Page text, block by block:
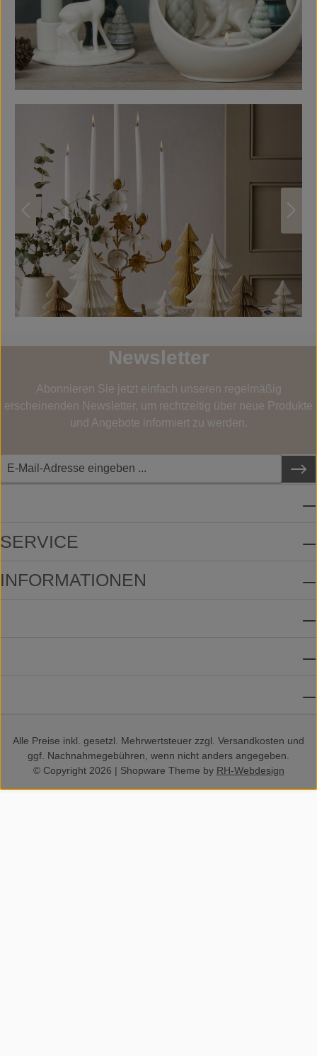
Bildergalerie überspringen
Newsletter
Abonnieren Sie jetzt einfach unseren regelmäßig
erscheinenden Newsletter, um rechtzeitig über neue Produkte
und Angebote informiert zu werden.
SERVICE
INFORMATIONEN
Alle Preise inkl. gesetzl. Mehrwertsteuer zzgl. Versandkosten und
ggf. Nachnahmegebühren, wenn nicht anders angegeben.
© Copyright 2026 | Shopware Theme by RH-Webdesign